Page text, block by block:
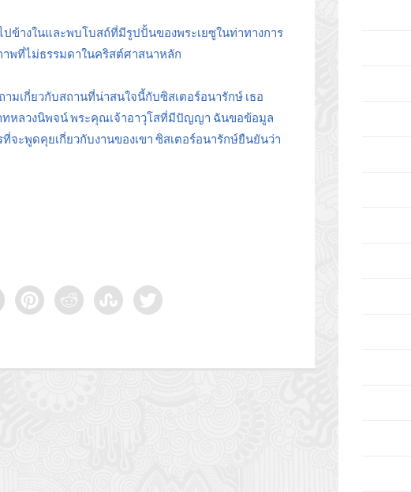
ปข้างในและพบโบสถ์ที่มีรูปปั้นของพระเยซูในท่าทางการ
พที่ไม่ธรรมดาในคริสต์ศาสนาหลัก
มเกี่ยวกับสถานที่น่าสนใจนี้กับซิสเตอร์อนารักษ์ เธอ
ทหลวงนิพจน์ พระคุณเจ้าอาวุโสที่มีปัญญา ฉันขอข้อมูล
จะพูดคุยเกี่ยวกับงานของเขา ซิสเตอร์อนารักษ์ยืนยันว่า